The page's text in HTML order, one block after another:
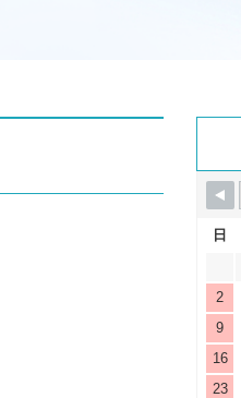
日
2
9
16
23